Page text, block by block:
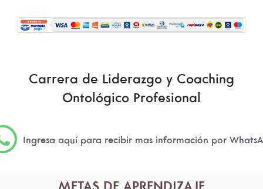
Carrera de Liderazgo y Coaching
Ontológico Profesional
Ingresa aquí para recibir mas información por